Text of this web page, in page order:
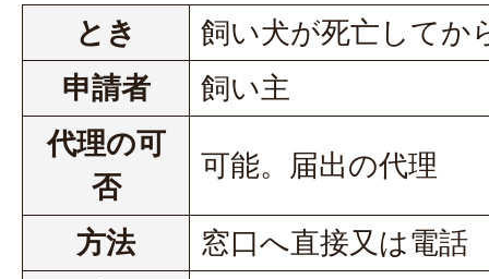
とき
飼い犬が死亡してか
申請者
飼い主
代理の可
否
可能。届出の代理
方法
窓口へ直接又は電話